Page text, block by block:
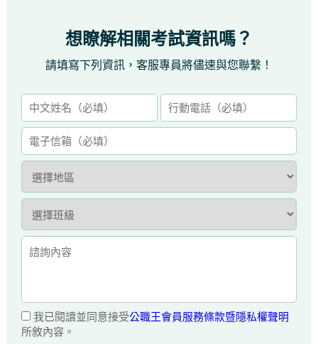
想瞭解相關考試資訊嗎？
請填寫下列資訊，客服專員將儘速與您聯繫！
我已閱讀並同意接受公職王會員服務條款暨隱私權聲明
所敘內容。